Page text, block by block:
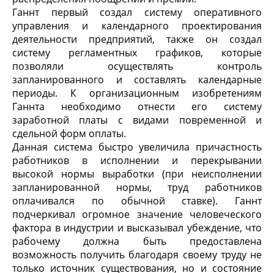
Ганнт первый создал систему оперативного
управления и календарного проектирования
деятельности предприятий, также он создал
систему регламентных графиков, которые
позволяли осуществлять контроль
запланированного и составлять календарные
периоды. К организационным изобретениям
Ганнта необходимо отнести его систему
заработной платы с видами повременной и
сдельной форм оплаты.
Данная система быстро увеличила причастность
работников в исполнении и перекрывании
высокой нормы выработки (при неисполнении
запланированной нормы, труд работников
оплачивался по обычной ставке). Ганнт
подчеркивал огромное значение человеческого
фактора в индустрии и высказывал убеждение, что
рабочему должна быть предоставлена
возможность получить благодаря своему труду не
только источник существования, но и состояние